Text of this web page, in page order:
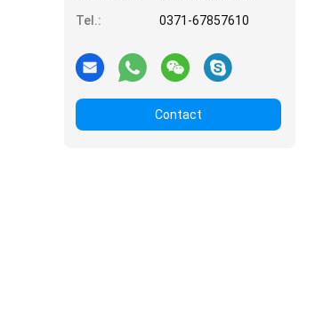
Tel.:
0371-67857610
Contact